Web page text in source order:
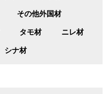
その他外国材
タモ材 ニレ材
シナ材